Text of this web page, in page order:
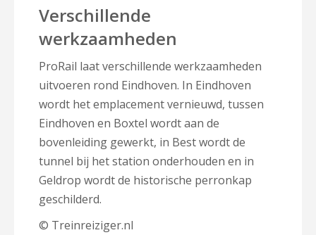
Verschillende
werkzaamheden
ProRail laat verschillende werkzaamheden
uitvoeren rond Eindhoven. In Eindhoven
wordt het emplacement vernieuwd, tussen
Eindhoven en Boxtel wordt aan de
bovenleiding gewerkt, in Best wordt de
tunnel bij het station onderhouden en in
Geldrop wordt de historische perronkap
geschilderd.
© Treinreiziger.nl